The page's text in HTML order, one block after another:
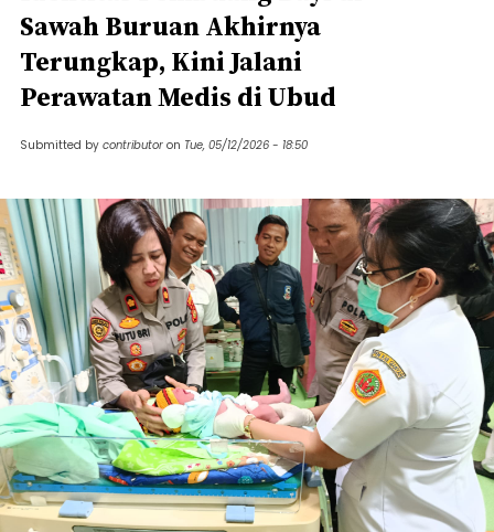
Sawah Buruan Akhirnya
Terungkap, Kini Jalani
Perawatan Medis di Ubud
Submitted by contributor on Tue, 05/12/2026 - 18:50